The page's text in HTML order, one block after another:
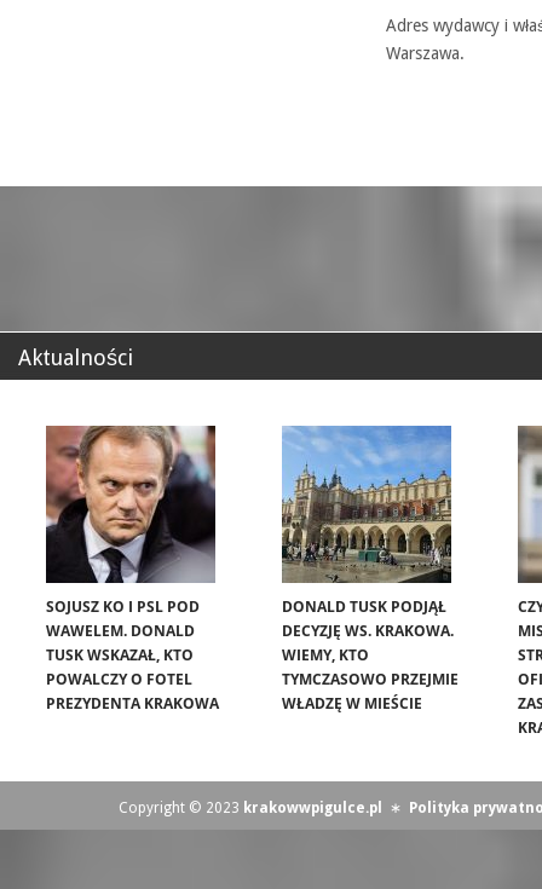
Adres wydawcy i
Warszawa.
Aktualności
SOJUSZ KO I PSL POD
WAWELEM. DONALD
TUSK WSKAZAŁ, KTO
POWALCZY O FOTEL
PREZYDENTA KRAKOWA
DONALD TUSK PODJĄŁ
DECYZJĘ WS. KRAKOWA.
WIEMY, KTO
TYMCZASOWO PRZEJMIE
WŁADZĘ W MIEŚCIE
Copyright © 2023 krakowwpigulce.pl ∗ Polityka